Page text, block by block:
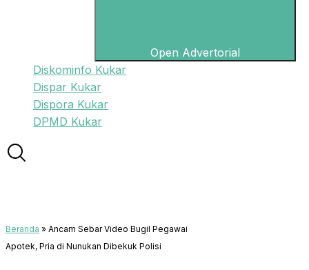
Open Advertorial
Diskominfo Kukar
Dispar Kukar
Dispora Kukar
DPMD Kukar
Beranda » Ancam Sebar Video Bugil Pegawai
Apotek, Pria di Nunukan Dibekuk Polisi